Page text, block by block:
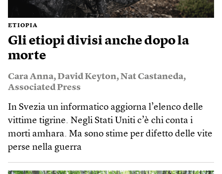
ETIOPIA
Gli etiopi divisi anche dopo la
morte
Cara Anna,David Keyton,Nat Castaneda,
Associated Press
In Svezia un informatico aggiorna l’elenco delle
vittime tigrine. Negli Stati Uniti c’è chi conta i
morti amhara. Ma sono stime per difetto delle vite
perse nella guerra